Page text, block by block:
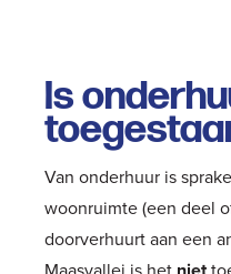
Is
Van onderhuur is
woonruimte (een deel
doorverhuurt aan een